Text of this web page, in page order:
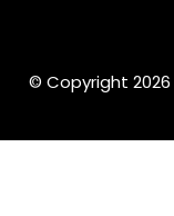
© Copyright 2026